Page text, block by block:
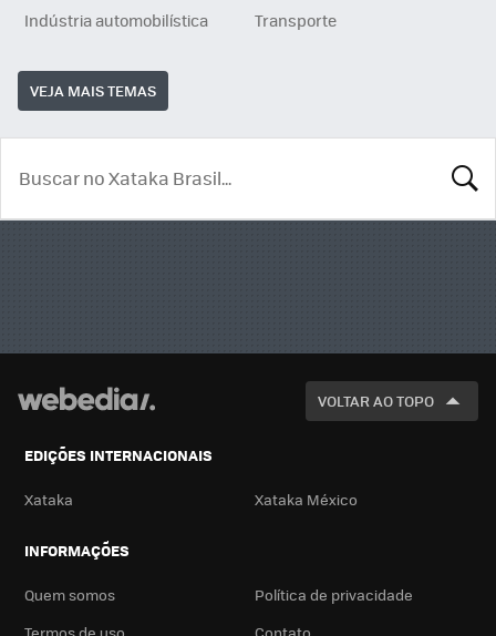
Indústria automobilística
Transporte
VEJA MAIS TEMAS
VOLTAR AO TOPO
EDIÇÕES INTERNACIONAIS
Xataka Xataka México
INFORMAÇÕES
Quem somos
Política de privacidade
Termos de uso
Contato